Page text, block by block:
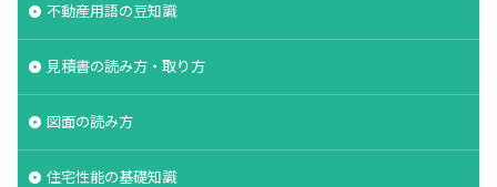
不動産用語の豆知識
見積書の読み方・取り方
図面の読み方
住宅性能の基礎知識